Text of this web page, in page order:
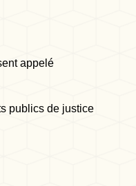
appelé
publics de justice